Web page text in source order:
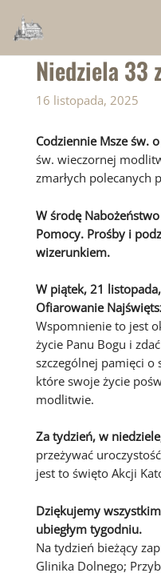
content
Niedziela 33
16 listopada, 2025
Codziennie Msze św.
św. wieczornej
zmarłych polecanych
W środę
Pomocy. Prośby i
wizerunkiem.
W piątek, 21
Ofiarowanie
Wspomnienie to jest
życie Panu Bogu i
szczególnej pamięci
które swoje życie
modlitwie.
Za tydzień, w
przeżywać
jest to święto Akcji
Dziękujemy
ubiegłym tygodniu.
Na tydzień bieżący
Glinika Dolnego;